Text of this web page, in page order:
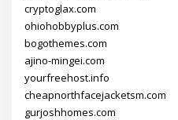
cryptoglax.com
ohiohobbyplus.com
bogothemes.com
ajino-mingei.com
yourfreehost.info
cheapnorthfacejacketsm.com
gurjoshhomes.com